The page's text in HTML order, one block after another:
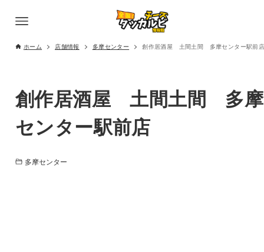
ホーム 店舗情報 多摩センター 創作居酒屋 土間土間 多摩センター駅前
創作居酒屋 土間土間 多摩
センター駅前店
多摩センター